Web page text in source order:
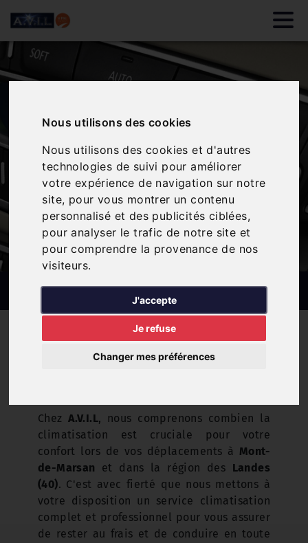
Nous utilisons des cookies
Nous utilisons des cookies et d'autres
technologies de suivi pour améliorer
votre expérience de navigation sur notre
site, pour vous montrer un contenu
personnalisé et des publicités ciblées,
pour analyser le trafic de notre site et
pour comprendre la provenance de nos
visiteurs.
J'accepte
Je refuse
Changer mes préférences
CLIMATISATION
Climatisation
Chez A.V.I.L, nous comprenons combien la
climatisation est cruciale pour votre
confort lors de vos déplacements à Mont-
de-Marsan et dans la région des Landes
(40). C'est avec fierté que nous mettons à
votre disposition un service climatisation
complet et professionnel pour vous assurer
de rester au frais et de conduire en toute